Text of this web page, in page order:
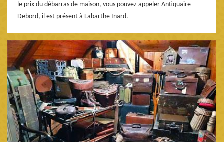
le prix du débarras de maison, vous pouvez appeler Antiquaire
Debord, il est présent à Labarthe Inard.